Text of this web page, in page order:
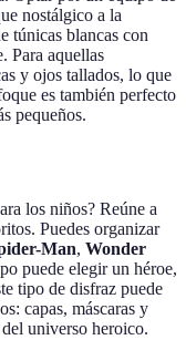
nostálgico a la
túnicas blancas con
Para aquellas
y ojos tallados, lo que
es también perfecto
pequeños.
los niños? Reúne a
Puedes organizar
Man, Wonder
puede elegir un héroe,
tipo de disfraz puede
capas, máscaras y
universo heroico.